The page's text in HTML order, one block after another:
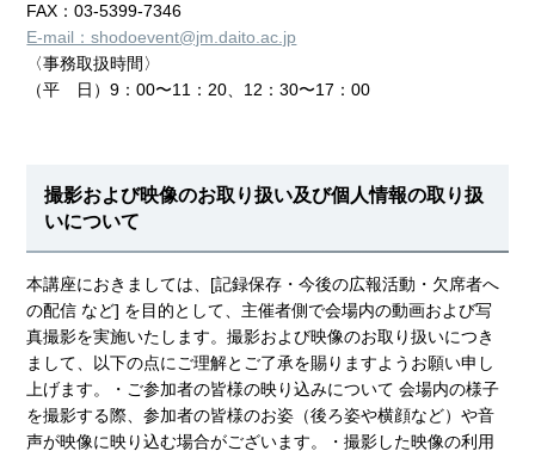
FAX：03-5399-7346
E-mail：shodoevent@jm.daito.ac.jp
〈事務取扱時間〉
（平 日）9：00〜11：20、12：30〜17：00
撮影および映像のお取り扱い及び個人情報の取り扱
いについて
本講座におきましては、[記録保存・今後の広報活動・欠席者へ
の配信 など] を目的として、主催者側で会場内の動画および写
真撮影を実施いたします。撮影および映像のお取り扱いにつき
まして、以下の点にご理解とご了承を賜りますようお願い申し
上げます。・ご参加者の皆様の映り込みについて 会場内の様子
を撮影する際、参加者の皆様のお姿（後ろ姿や横顔など）や音
声が映像に映り込む場合がございます。・撮影した映像の利用